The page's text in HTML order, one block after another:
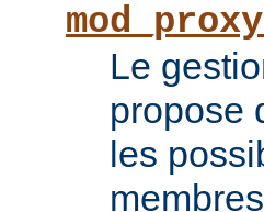
Le
propose
les